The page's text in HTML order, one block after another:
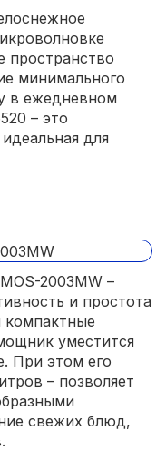
пространство
минимального
в ежедневном
– это
для
2003MW –
и простота
компактные
уместится
При этом его
– позволяет
свежих блюд,